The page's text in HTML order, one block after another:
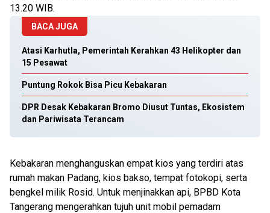
13.20 WIB.
BACA JUGA
Atasi Karhutla, Pemerintah Kerahkan 43 Helikopter dan
15 Pesawat
Puntung Rokok Bisa Picu Kebakaran
DPR Desak Kebakaran Bromo Diusut Tuntas, Ekosistem
dan Pariwisata Terancam
Kebakaran menghanguskan empat kios yang terdiri atas
rumah makan Padang, kios bakso, tempat fotokopi, serta
bengkel milik Rosid. Untuk menjinakkan api, BPBD Kota
Tangerang mengerahkan tujuh unit mobil pemadam